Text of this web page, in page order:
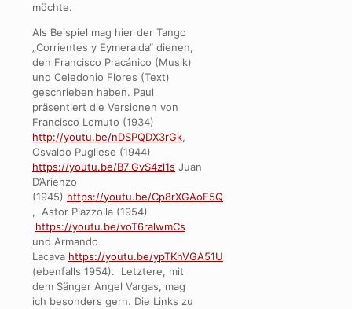
möchte.
Als Beispiel mag hier der Tango
„Corrientes y Eymeralda“ dienen,
den Francisco Pracánico (Musik)
und Celedonio Flores (Text)
geschrieben haben. Paul
präsentiert die Versionen von
Francisco Lomuto (1934)
http://youtu.be/nDSPQDX3rGk,
Osvaldo Pugliese (1944)
https://youtu.be/B7_GvS4zl1s Juan
D’Arienzo
(1945) https://youtu.be/Cp8rXGAoF5Q
,
Astor Piazzolla (1954)
https://youtu.be/voT6ralwmCs
und Armando
Lacava https://youtu.be/ypTKhVGA51U
(ebenfalls 1954).
Letztere, mit
dem Sänger Angel Vargas, mag
ich besonders gern. Die Links zu